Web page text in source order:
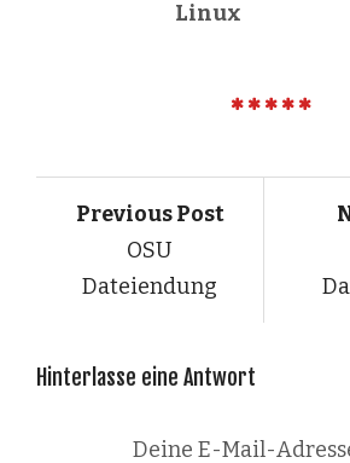
Linux
Previous Post
OSU
Dateiendung
Hinterlasse eine Antwort
Deine E-Mail-